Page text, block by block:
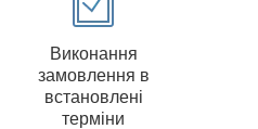
Виконання
замовлення в
встановлені
терміни